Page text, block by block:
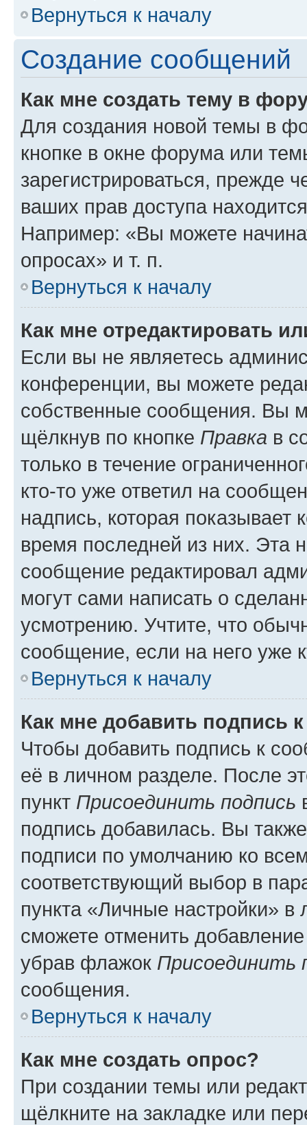
Вернуться к началу
Создание сообщений
Как мне создать тему в
Для создания новой темы в
кнопке в окне форума или
зарегистрироваться, прежде
ваших прав доступа
Например: «Вы можете
опросах» и т. п.
Вернуться к началу
Как мне отредактировать
Если вы не являетесь
конференции, вы можете
собственные сообщения. Вы
щёлкнув по кнопке Правка в
только в течение
кто-то уже ответил на
надпись, которая показывает
время последней из них. Эта
сообщение редактировал
могут сами написать о
усмотрению. Учтите, что
сообщение, если на него уже
Вернуться к началу
Как мне добавить подпись
Чтобы добавить подпись к
её в личном разделе. После
пункт Присоединить подпись
подпись добавилась. Вы
подписи по умолчанию ко
соответствующий выбор в
пункта «Личные настройки»
сможете отменить
убрав флажок Присоединить
сообщения.
Вернуться к началу
Как мне создать опрос?
При создании темы или
щёлкните на закладке или